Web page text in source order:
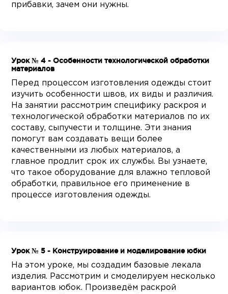
прибавки, зачем они нужны.
Урок № 4 - Особенности технологической обработки
материалов
Перед процессом изготовления одежды стоит
изучить особенности швов, их виды и различия.
На занятии рассмотрим специфику раскроя и
технологической обработки материалов по их
составу, сыпучести и толщине. Эти знания
помогут вам создавать вещи более
качественными из любых материалов, а
главное продлит срок их службы. Вы узнаете,
что такое оборудование для влажно тепловой
обработки, правильное его применение в
процессе изготовления одежды.
Урок № 5 - Конструирование и моделирование юбки
На этом уроке, мы создадим базовые лекала
изделия. Рассмотрим и смоделируем несколько
вариантов юбок. Произведём раскрой